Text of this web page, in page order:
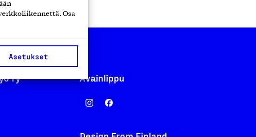
Osa
Asetukset
ry Avainlippu